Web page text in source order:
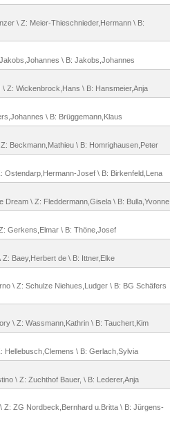
\ Z: Meier-Thieschnieder,Hermann \ B:
\ B: Jakobs,Johannes
Z: Wickenbrock,Hans \ B: Hansmeier,Anja
\ B: Brüggemann,Klaus
Beckmann,Mathieu \ B: Homrighausen,Peter
Josef \ B: Birkenfeld,Lena
Dream \ Z: Fleddermann,Gisela \ B: Bulla,Yvonne
Gerkens,Elmar \ B: Thöne,Josef
Baey,Herbert de \ B: Ittner,Elke
\ Z: Schulze Niehues,Ludger \ B: BG Schäfers
\ Z: Wassmann,Kathrin \ B: Tauchert,Kim
Hellebusch,Clemens \ B: Gerlach,Sylvia
\ Z: Zuchthof Bauer, \ B: Lederer,Anja
Z: ZG Nordbeck,Bernhard u.Britta \ B: Jürgens-